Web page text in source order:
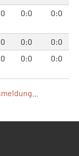
0:0 0:0
0:0
0:0
0:0 0:0